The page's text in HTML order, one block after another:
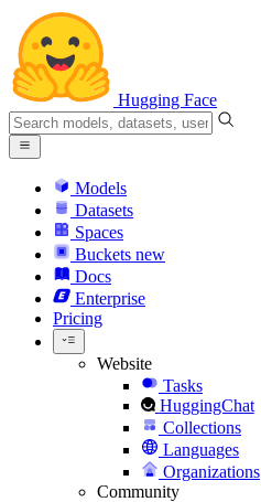
Hugging Face
Models
Datasets
Spaces
Buckets new
Docs
Enterprise
Pricing
Website
Tasks
HuggingChat
Collections
Languages
Organizations
Community